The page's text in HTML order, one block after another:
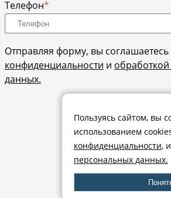
Телефон*
Отправляя форму, вы соглашаетесь
конфиденциальности и
данных.
Пользуясь сайтом, вы
использованием
конфиденциальности, и
персональных данных.